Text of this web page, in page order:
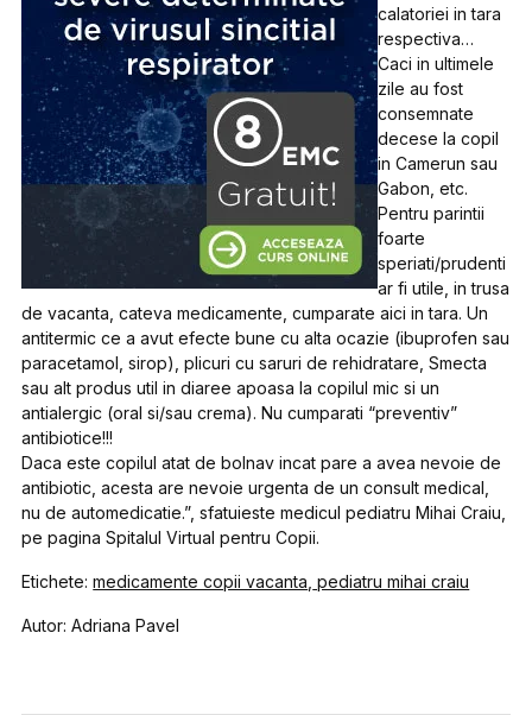
calatoriei in tara
respectiva…
Caci in ultimele
zile au fost
consemnate
decese la copil
in Camerun sau
Gabon, etc.
Pentru parintii
foarte
speriati/prudenti
ar fi utile, in trusa
de vacanta, cateva medicamente, cumparate aici in tara. Un
antitermic ce a avut efecte bune cu alta ocazie (ibuprofen sau
paracetamol, sirop), plicuri cu saruri de rehidratare, Smecta
sau alt produs util in diaree apoasa la copilul mic si un
antialergic (oral si/sau crema). Nu cumparati “preventiv”
antibiotice!!!
Daca este copilul atat de bolnav incat pare a avea nevoie de
antibiotic, acesta are nevoie urgenta de un consult medical,
nu de automedicatie.”, sfatuieste medicul pediatru Mihai Craiu,
pe pagina Spitalul Virtual pentru Copii.
Etichete:medicamente copii vacanta pediatru mihai craiu
Autor: Adriana Pavel